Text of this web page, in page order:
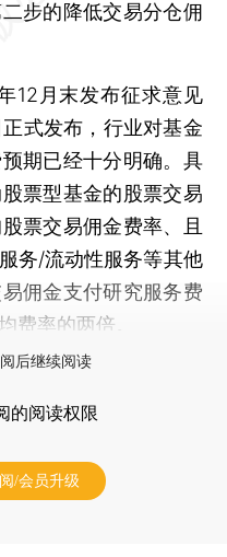
步的降低交易分仓佣
月末发布征求意见
式发布，行业对基金
期已经十分明确。具
票型基金的股票交易
票交易佣金费率、且
务/流动性服务等其他
佣金支付研究服务费
费率的两倍。
后继续阅读
的阅读权限
/会员升级